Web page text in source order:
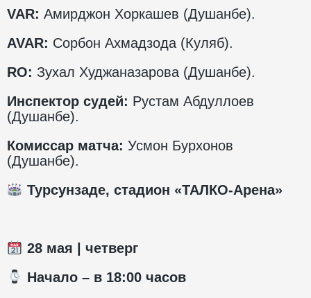
VAR: Амирджон Хоркашев (Душанбе).
AVAR: Сорбон Ахмадзода (Куляб).
RO: Зухал Худжаназарова (Душанбе).
Инспектор судей: Рустам Абдуллоев
(Душанбе).
Комиссар матча: Усмон Бурхонов
(Душанбе).
Турсунзаде, стадион «ТАЛКО-Арена»
28 мая | четверг
️ Начало – в 18:00 часов